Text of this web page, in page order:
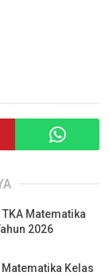
Matematika
2026
Matematika Kelas